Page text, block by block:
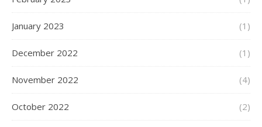
January 2023 (1)
December 2022 (1)
November 2022 (4)
October 2022 (2)